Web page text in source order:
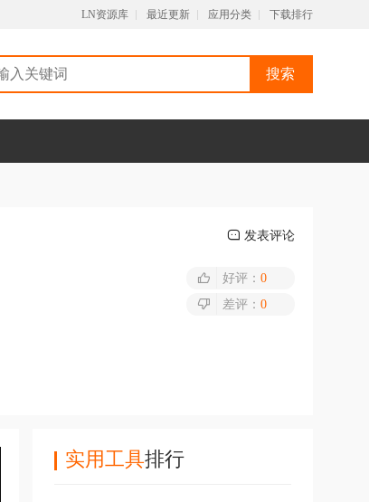
LN资源库 最近更新 应用分类 下载排行
搜索
发表评论
好评： 0
差评： 0
实用工具排行